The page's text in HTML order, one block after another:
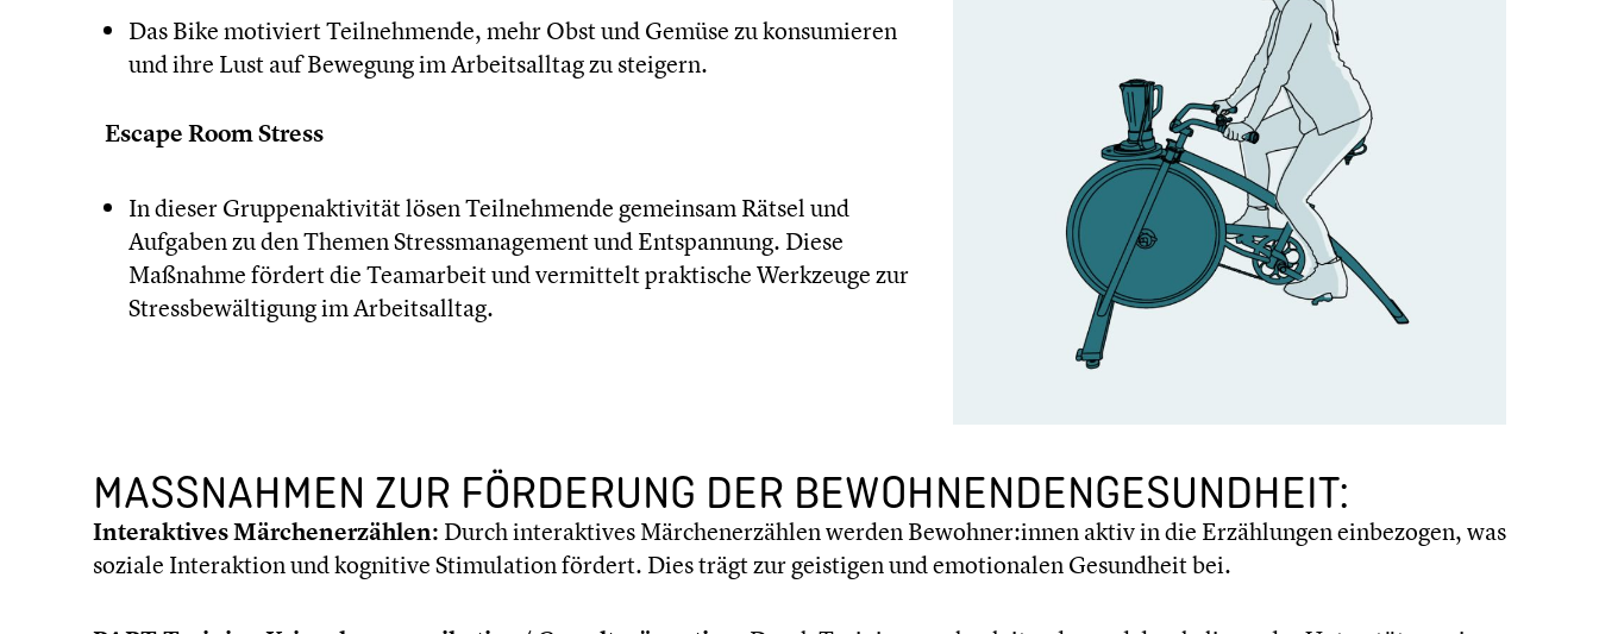
Das Bike motiviert Teilneh­mende, mehr Obst und Gemüse zu konsu­mie­ren
und ihre Lust auf Bewegung im Arbeits­all­tag zu steigern.
Escape Room Stress
In dieser Gruppen­ak­ti­vi­tät lösen Teilneh­mende gemeinsam Rätsel und
Aufgaben zu den Themen Stress­ma­nage­ment und Entspan­nung. Diese
Maßnahme fördert die Teamar­beit und vermit­telt prakti­sche Werkzeuge zur
Stress­be­wäl­ti­gung im Arbeits­all­tag.
MASSNAHMEN ZUR FÖRDERUNG DER BEWOH­NEN­DEN­GE­SUND­HEIT:
Inter­ak­ti­ves Märchen­er­zäh­len: Durch inter­ak­ti­ves Märchen­er­zäh­len werden Bewohner:innen aktiv in die Erzäh­lun­gen einbe­zo­gen, was
soziale Inter­ak­tion und kognitive Stimu­la­tion fördert. Dies trägt zur geistigen und emotio­na­len Gesund­heit bei.